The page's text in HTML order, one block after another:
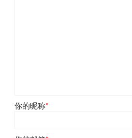
你的昵称*